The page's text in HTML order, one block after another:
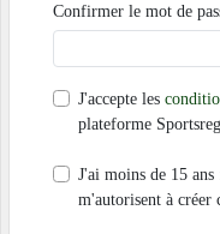
Confirmer le mot de
J'accepte les
plateforme
J'ai moins de 15
m'autorisent à créer